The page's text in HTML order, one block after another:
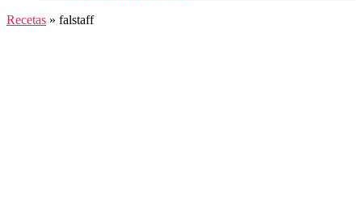
Recetas » falstaff